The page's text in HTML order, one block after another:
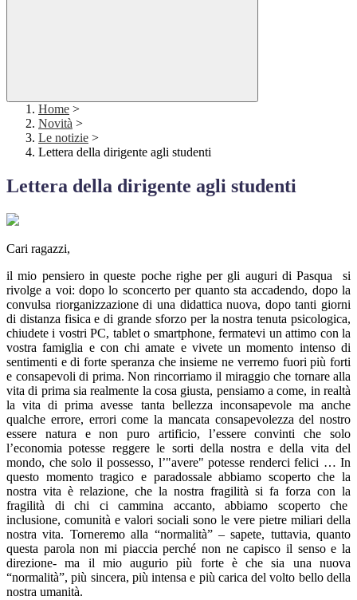
Home >
Novità >
Le notizie >
Lettera della dirigente agli studenti
Lettera della dirigente agli studenti
Cari ragazzi,
il mio pensiero in queste poche righe per gli auguri di Pasqua si
rivolge a voi: dopo lo sconcerto per quanto sta accadendo, dopo la
convulsa riorganizzazione di una didattica nuova, dopo tanti giorni
di distanza fisica e di grande sforzo per la nostra tenuta psicologica,
chiudete i vostri PC, tablet o smartphone, fermatevi un attimo con la
vostra famiglia e con chi amate e vivete un momento intenso di
sentimenti e di forte speranza che insieme ne verremo fuori più forti
e consapevoli di prima. Non rincorriamo il miraggio che tornare alla
vita di prima sia realmente la cosa giusta, pensiamo a come, in realtà
la vita di prima avesse tanta bellezza inconsapevole ma anche
qualche errore, errori come la mancata consapevolezza del nostro
essere natura e non puro artificio, l’essere convinti che solo
l’economia potesse reggere le sorti della nostra e della vita del
mondo, che solo il possesso, l’"avere" potesse renderci felici … In
questo momento tragico e paradossale abbiamo scoperto che la
nostra vita è relazione, che la nostra fragilità si fa forza con la
fragilità di chi ci cammina accanto, abbiamo scoperto che
inclusione, comunità e valori sociali sono le vere pietre miliari della
nostra vita. Torneremo alla “normalità” – sapete, tuttavia, quanto
questa parola non mi piaccia perché non ne capisco il senso e la
direzione- ma il mio augurio più forte è che sia una nuova
“normalità”, più sincera, più intensa e più carica del volto bello della
nostra umanità.